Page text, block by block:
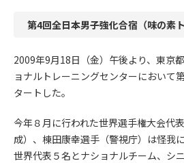
第4回全日本男子強化合宿（味の素
2009年9月18日（金）午後より、東京
ョナルトレーニングセンターにおいて
タートした。
今年８月に行われた世界選手権大会代
成）、棟田康幸選手（警視庁）は怪我
世界代表５名とナショナルチーム、シ